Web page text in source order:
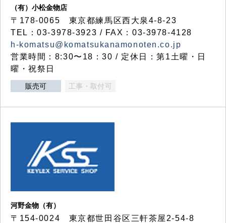
（有）小松金物店
〒178-0065 東京都練馬区西大泉4-8-23
TEL：03-3978-3923 / FAX：03-3978-4128
h-komatsu@komatsukanamonoten.co.jp
営業時間：8:30〜18：30 / 定休日：第1土曜・日
曜・祝祭日
販売可 工事・取付可
河野金物（有）
〒154-0024 東京都世田谷区三軒茶屋2-54-8